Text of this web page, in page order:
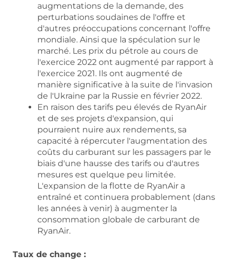
augmentations de la demande, des
perturbations soudaines de l'offre et
d'autres préoccupations concernant l'offre
mondiale. Ainsi que la spéculation sur le
marché. Les prix du pétrole au cours de
l'exercice 2022 ont augmenté par rapport à
l'exercice 2021. Ils ont augmenté de
manière significative à la suite de l'invasion
de l'Ukraine par la Russie en février 2022.
En raison des tarifs peu élevés de RyanAir
et de ses projets d'expansion, qui
pourraient nuire aux rendements, sa
capacité à répercuter l'augmentation des
coûts du carburant sur les passagers par le
biais d'une hausse des tarifs ou d'autres
mesures est quelque peu limitée.
L'expansion de la flotte de RyanAir a
entraîné et continuera probablement (dans
les années à venir) à augmenter la
consommation globale de carburant de
RyanAir.
Taux de change :